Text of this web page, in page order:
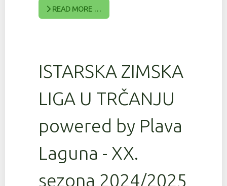
READ MORE …
ISTARSKA ZIMSKA
LIGA U TRČANJU
powered by Plava
Laguna - XX.
sezona 2024/2025